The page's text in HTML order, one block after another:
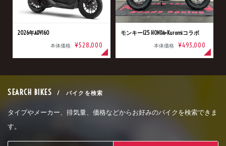
2026年ADV160
本体価格 ¥528,000
モンキー125 HONDA×Kuromiコラボ
本体価格 ¥493,000
SEARCH BIKES / バイクを検索
タイプやメーカー、排気量、価格などからお好みのバイクを検索できま
す。